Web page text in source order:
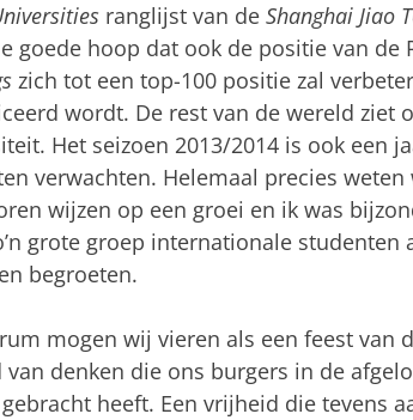
ranglijst van de Shanghai Jiao
goede hoop dat ook de positie van de
zich tot een top-100 positie zal
wordt. De rest van de wereld ziet
Het seizoen 2013/2014 is ook een
verwachten. Helemaal precies
wijzen op een groei en ik was
grote groep internationale
begroeten.
mogen wij vieren als een feest van
denken die ons burgers in de
heeft. Een vrijheid die tevens